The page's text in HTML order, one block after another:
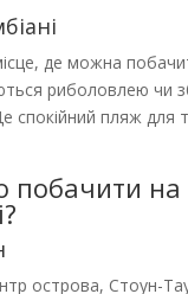
де можна
риболовлею чи
спокійний пляж для
побачити на
острова, Стоун-